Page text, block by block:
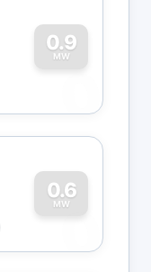
0.9
MW
0
0.6
MW
0